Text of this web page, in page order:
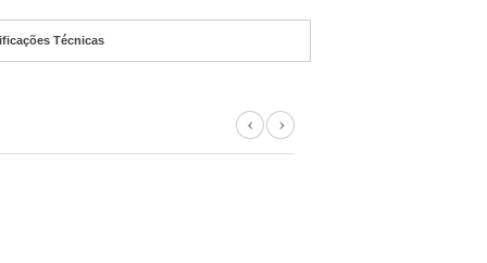
Técnicas
Previous
Next